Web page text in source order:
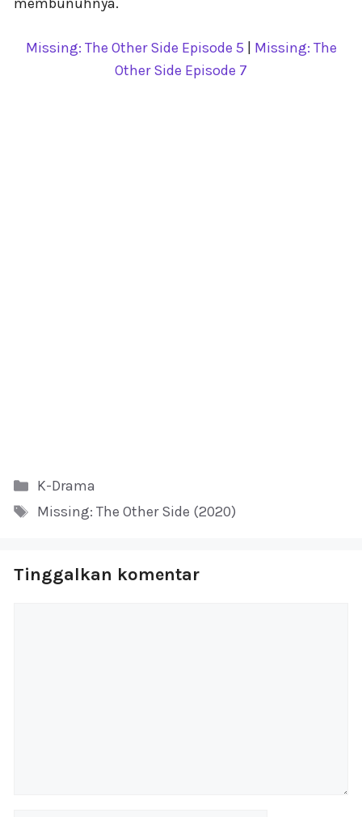
Missing: The Other Side Episode 5
Missing: The
Other Side Episode 7
Kategori
K-Drama
Tag
Missing: The Other Side (2020)
Tinggalkan komentar